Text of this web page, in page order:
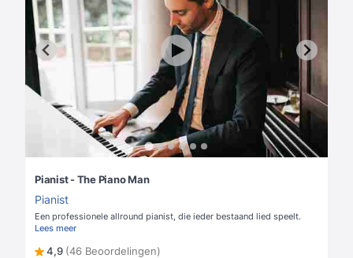
Pianist - The Piano Man
Pianist
Een professionele allround pianist, die ieder bestaand lied speelt.
Lees meer
4,9 (46 Beoordelingen)